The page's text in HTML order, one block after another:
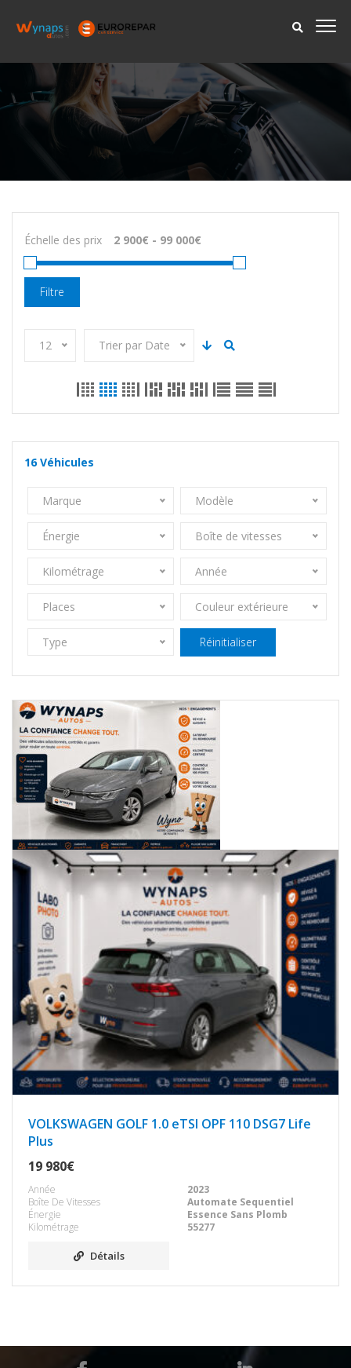
Échelle des prix
Filtre
12 Trier par Date
16 Véhicules
Marque Modèle
Énergie Boîte de vitesses
Kilométrage Année
Places Couleur extérieure
Type Réinitialiser
VOLKSWAGEN GOLF 1.0 eTSI OPF 110 DSG7 Life
Plus
19 980€
Année
2023
Boîte De Vitesses
Automate Sequentiel
Énergie
Essence Sans Plomb
Kilométrage
55277
Détails